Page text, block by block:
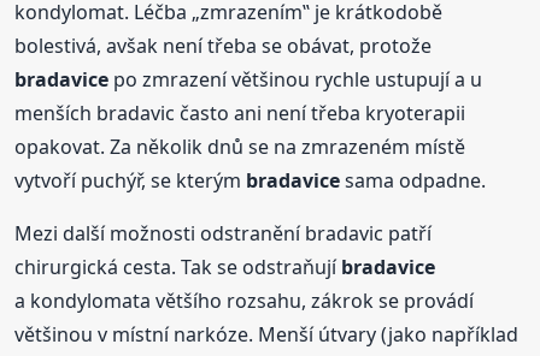
kondylomat. Léčba „zmrazením‟ je krátkodobě
bolestivá, avšak není třeba se obávat, protože
bradavice po zmrazení většinou rychle ustupují a u
menších bradavic často ani není třeba kryoterapii
opakovat. Za několik dnů se na zmrazeném místě
vytvoří puchýř, se kterým bradavicesama odpadne.
Mezi další možnosti odstranění bradavic patří
chirurgická cesta. Tak se odstraňujíbradavice
a kondylomata většího rozsahu, zákrok se provádí
většinou v místní narkóze. Menší útvary (jako například